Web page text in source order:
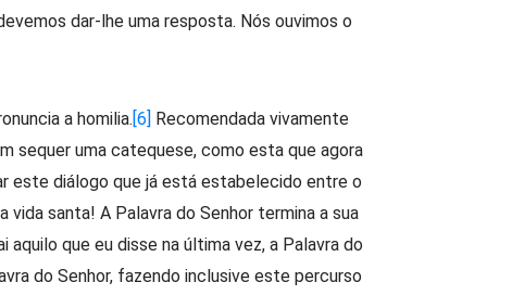
dar-lhe uma resposta. Nós ouvimos o
a homilia.[6] Recomendada vivamente
sequer uma catequese, como esta que agora
este diálogo que já está estabelecido entre o
santa! A Palavra do Senhor termina a sua
que eu disse na última vez, a Palavra do
do Senhor, fazendo inclusive este percurso